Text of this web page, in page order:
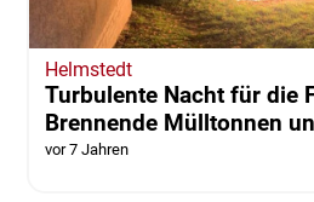
Helmstedt
Turbulente Nacht für die
Brennende Mülltonnen
vor 7 Jahren